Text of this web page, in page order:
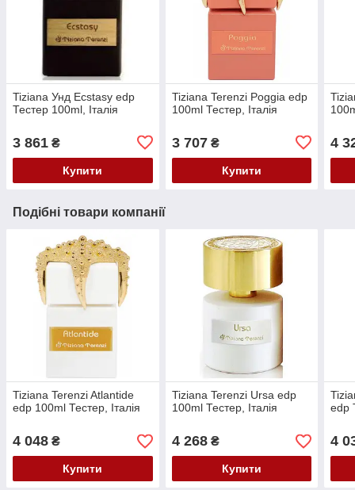
Tiziana Унд Ecstasy edp
Тестер 100ml, Італія
3 861 ₴
Купити
Tiziana Terenzi Poggia edp
100ml Тестер, Італія
3 707₴
Купити
4
Подібні товари компанії
Tiziana Terenzi Atlantide
edp 100ml Тестер, Італія
4 048 ₴
Купити
Tiziana Terenzi Ursa edp
100ml Тестер, Італія
4 268₴
Купити
edp
4